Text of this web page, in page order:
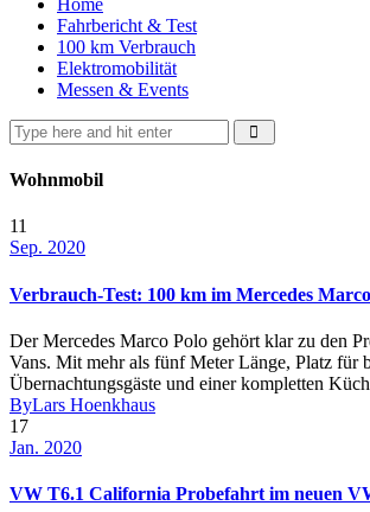
Fahrbericht & Test
100 km Verbrauch
Elektromobilität
Messen & Events
Wohnmobil
11
Sep. 2020
Verbrauch-Test: 100 km im Mercedes
Der Mercedes Marco Polo gehört klar zu den
Vans. Mit mehr als fünf Meter Länge, Platz für
Übernachtungsgäste und einer kompletten
ByLars Hoenkhaus
17
Jan. 2020
VW T6.1 California Probefahrt im neuen